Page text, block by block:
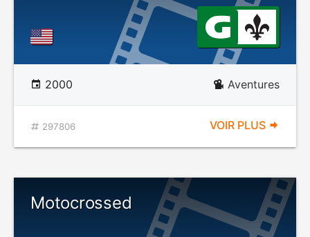
2000 Aventures
297806 VOIR PLUS
Motocrossed